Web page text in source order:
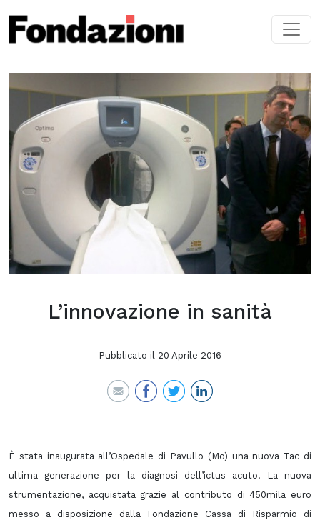
Skip to main content
L’innovazione in sanità
Pubblicato il 20 Aprile 2016
È stata inaugurata all’Ospedale di Pavullo (Mo) una nuova Tac di
ultima generazione per la diagnosi dell’ictus acuto. La nuova
strumentazione, acquistata grazie al contributo di 450mila euro
messo a disposizione dalla Fondazione Cassa di Risparmio di